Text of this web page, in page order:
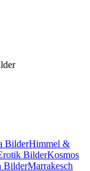
BilderHimmel &
BilderKosmos
BilderMarrakesch